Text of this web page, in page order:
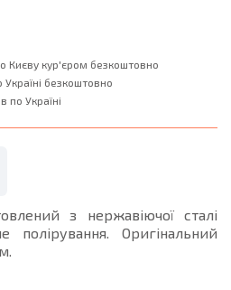
Києву кур'єром безкоштовно
безкоштовно
по Україні
з нержавіючої сталі
полірування. Оригінальний